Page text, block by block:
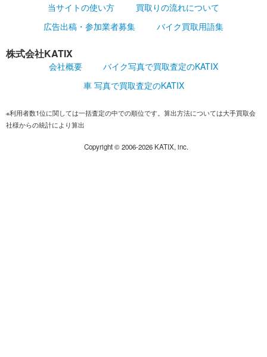
当サイトの使い方
買取りの流れについて
広告出稿・参加業者募集
バイク買取用語集
株式会社KATIX
会社概要
バイク写真で買取査定のKATIX
車 写真で買取査定のKATIX
※利用者数1位に関しては一括査定の中での順位です。算出方法については大手買取会
社様からの統計により算出
Copyright ©2006-2026KATIX, inc.